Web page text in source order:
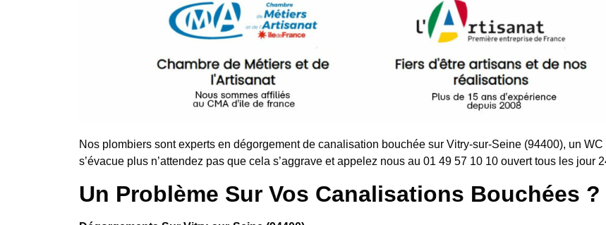
Nos plombiers sont experts en dégorgement de canalisation bouchée sur Vitry-sur-Seine (94400), un
s’évacue plus n’attendez pas que cela s’aggrave et appelez nous au 01 49 57 10 10 ouvert tous les jour
Un Problème Sur Vos Canalisations Bouchées ?